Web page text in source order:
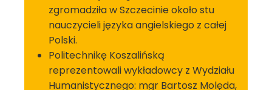
zgromadziła w Szczecinie około stu
nauczycieli języka angielskiego z całej
Polski.
Politechnikę Koszalińską
reprezentowali wykładowcy z Wydziału
Humanistycznego: mgr Bartosz Molęda,